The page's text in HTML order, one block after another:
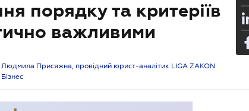
порядку та критеріїв
важливими
Людмила Присяжна, провідний юрист-аналітик LIGA ZAKON
Бізнес